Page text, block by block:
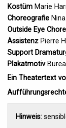
Kostüm Marie
Choreografie
Outside Eye
Assistenz Pierre
Support
Plakatmotiv
Ein Theatertext
Hinweis: